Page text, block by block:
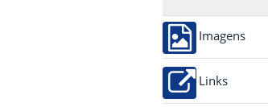
Imagens
Links